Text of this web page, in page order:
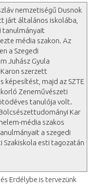
nemzetiségű Dusnok
járt általános iskolába,
tanulmányait
média szakon. Az
a Szegedi
Juhász Gyula
szerzett
képesítést, majd az SZTE
Zeneművészeti
tanulója volt.
Kar
média szakos
a szegedi
Szakiskola esti tagozatán
Erdélybe is tervezünk